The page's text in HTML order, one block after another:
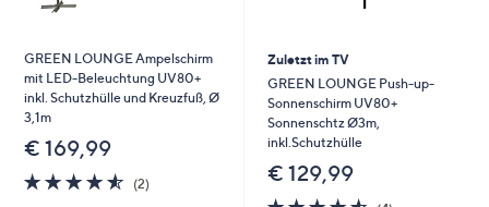
GREEN LOUNGE Ampelschirm
mit LED-Beleuchtung UV80+
inkl. Schutzhülle und Kreuzfuß, Ø
3,1m
€ 169,99
4.5
von
(2)
Zuletzt im TV
GREEN LOUNGE Push-up-
Sonnenschirm UV80+
Sonnenschtz Ø3m,
inkl.Schutzhülle
€ 129,99
4.5